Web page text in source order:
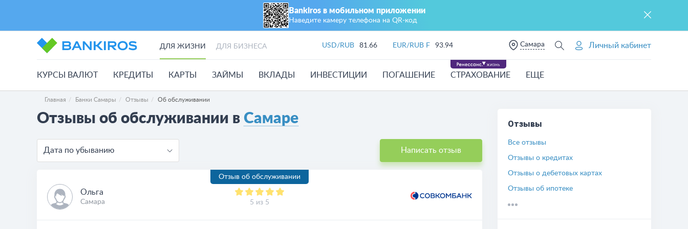
Bankiros в мобильном приложении
Наведите камеру телефона на QR‑код
ДЛЯ ЖИЗНИ ДЛЯ БИЗНЕСА USD/RUB 81.66 EUR/RUB F 93.94 Самара Личный кабинет
КУРСЫ ВАЛЮТ КРЕДИТЫ КАРТЫ ЗАЙМЫ ВКЛАДЫ ИНВЕСТИЦИИ ПОГАШЕНИЕ СТРАХОВАНИЕ ЕЩЕ
Главная Банки Самары Отзывы Об обслуживании
Отзывы об обслуживании в Самаре
Дата по убыванию Написать отзыв
Отзыв об обслуживании
Ольга
Самара 5 из 5
Отзывы
Все отзывы
Отзывы о кредитах
Отзывы о дебетовых картах
Отзывы об ипотеке
Отзывы о другом